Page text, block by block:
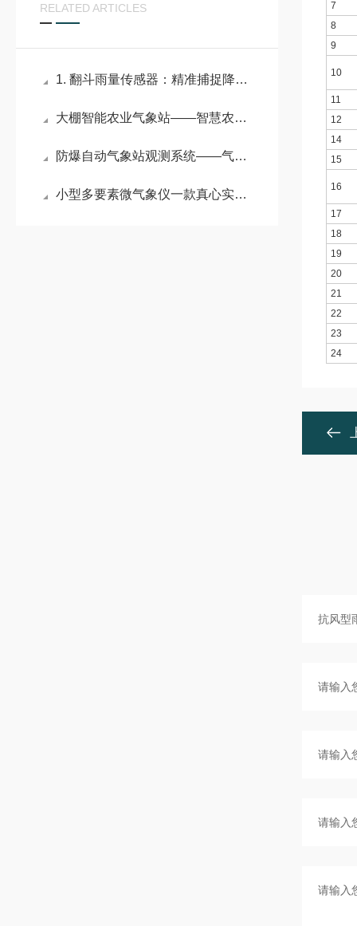
RELATED ARTICLES
1. 翻斗雨量传感器：精准捕捉降水的智能监测设备
大棚智能农业气象站——智慧农业气象监测系统：农业丰收的 “智慧军师”
防爆自动气象站观测系统——气象监测新纪元，防爆设备守护每一寸土地
小型多要素微气象仪一款真心实意有帮助的好微气象监测系统
7
8
9
10
11
12
14
15
16
17
18
19
20
21
22
23
24